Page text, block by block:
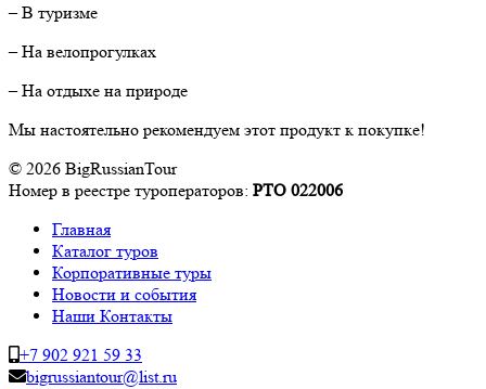
– В туризме
– На велопрогулках
– На отдыхе на природе
Мы настоятельно рекомендуем этот продукт к покупке!
© 2026 BigRussianTour
Номер в реестре туроператоров: РТО 022006
Главная
Каталог туров
Корпоративные туры
Новости и события
Наши Контакты
+7 902 921 59 33
bigrussiantour@list.ru